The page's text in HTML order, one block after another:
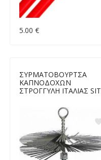
5.00 €
ΣΥΡΜΑΤΟΒΟΥΡΤΣΑ
ΚΑΠΝΟΔΟΧΩΝ
ΣΤΡΟΓΓΥΛΗ ΙΤΑΛΙΑΣ SIT